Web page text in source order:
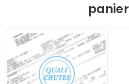
panier